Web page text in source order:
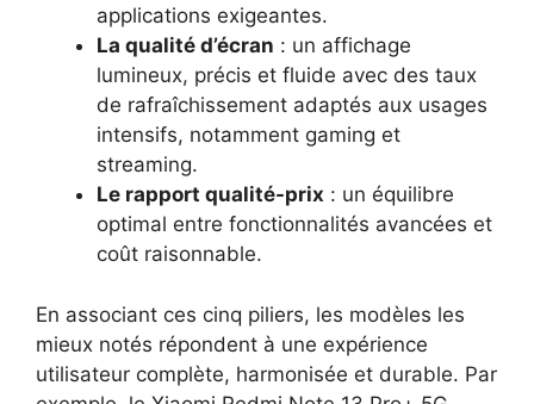
applications exigeantes.
La qualité d’écran : un affichage
lumineux, précis et fluide avec des taux
de rafraîchissement adaptés aux usages
intensifs, notamment gaming et
streaming.
Le rapport qualité-prix : un équilibre
optimal entre fonctionnalités avancées et
coût raisonnable.
En associant ces cinq piliers, les modèles les
mieux notés répondent à une expérience
utilisateur complète, harmonisée et durable. Par